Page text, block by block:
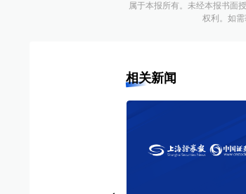
属于本报所有。未经本报书面
权利。如
相关新闻